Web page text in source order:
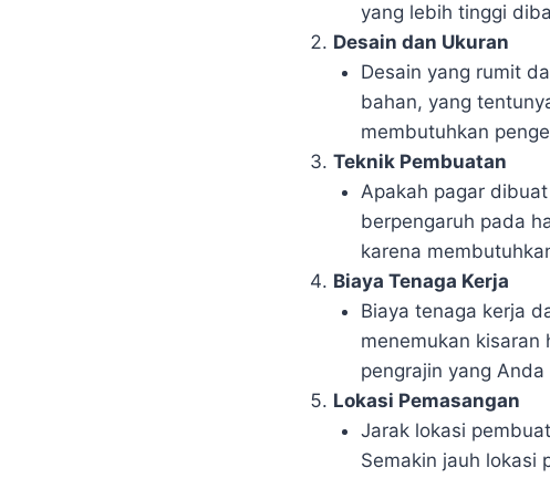
yang lebih tinggi
Desain dan Ukuran
Desain yang rumit
bahan, yang
membutuhkan
Teknik Pembuatan
Apakah pagar
berpengaruh pada
karena
Biaya Tenaga Kerja
Biaya tenaga kerja
menemukan
pengrajin yang Anda
Lokasi Pemasangan
Jarak lokasi
Semakin jauh lokasi